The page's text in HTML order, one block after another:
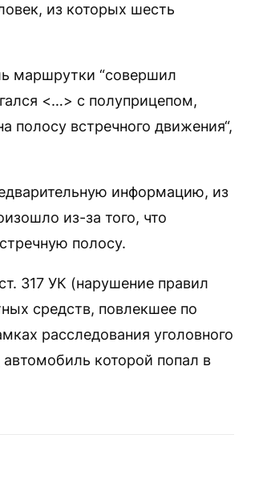
из которых шесть
маршрутки “совершил
<…> с полуприцепом,
полосу встречного движения“,
информацию, из
из-за того, что
полосу.
317 УК (нарушение правил
средств, повлекшее по
расследования уголовного
которой попал в